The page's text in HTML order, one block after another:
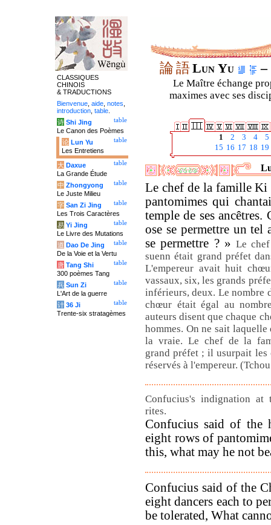
論語Lun Yu –
Le Maître échange
maximes avec ses
1 2 3 4
5
15 16 17 18 19
Le chef de la famille
pantomimes qui
temple de ses
ose se permettre un tel
se permettre ? »Le
suenn était grand préfet
L'empereur avait huit
vassaux, six, les grands
inférieurs, deux. Le nombre
chœur était égal au
auteurs disent que chaque
hommes. On ne sait
la vraie. Le chef de la
grand préfet ; il usurpait les
réservés à l'empereur.
Confucius's indignation
rites.
Confucius said of the
eight rows of
this, what may he not
Confucius said of the
eight dancers each to
be tolerated, What
CLASSIQUES
CHINOIS
& TRADUCTIONS
Bienvenue aide notes
introduction table
table
诗 Shi Jing
Le Canon des Poèmes
table
论 Lun Yu
Les Entretiens
table
大 Daxue
La Grande Étude
table
中 Zhongyong
Le Juste Milieu
table
字 San Zi Jing
Les Trois Caractères
table
易 Yi Jing
Le Livre des Mutations
table
道 Dao De Jing
De la Voie et la Vertu
table
唐 Tang Shi
300 poèmes Tang
table
兵 Sun Zi
L'Art de la guerre
table
计 36 Ji
Trente-six stratagèmes